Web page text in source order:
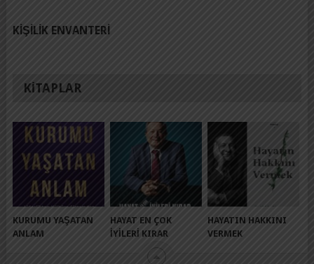
KIŞILIK ENVANTERI
KITAPLAR
KURUMU YAŞATAN
ANLAM
HAYAT EN ÇOK
İYILERI KIRAR
HAYATIN HAKKINI
VERMEK